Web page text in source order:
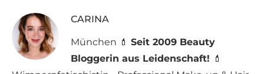
CARINA
München 💄 Seit 2009 Beauty
Bloggerin aus Leidenschaft! 💄